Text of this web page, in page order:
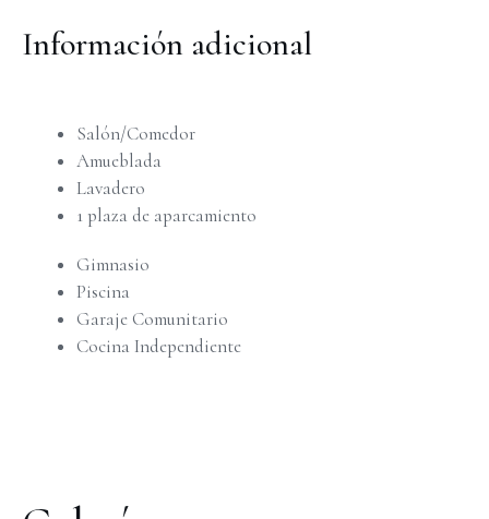
Información adicional
Salón/Comedor
Amueblada
Lavadero
1 plaza de aparcamiento
Gimnasio
Piscina
Garaje Comunitario
Cocina Independiente